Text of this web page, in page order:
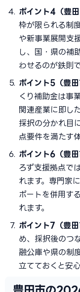
ポイント4（豊田
枠が限られる制
や新事業展開支
し、国・県の補
わせるのが鉄則で
ポイント5（豊田
くり補助金は事
関連産業に即し
採択の分かれ目
点要件を満たす
ポイント6（豊田
ろず支援拠点で
れます。専門家
ポートを併用す
れます。
ポイント7（豊田
め、採択後のつ
融公庫や県の制
立てておくと安心